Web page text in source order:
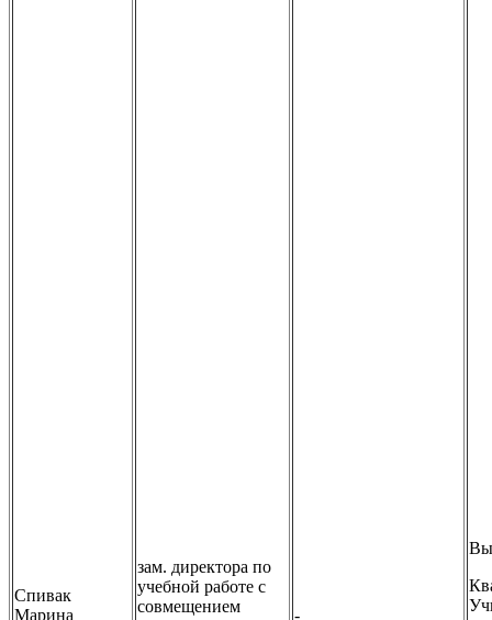
Спивак
Марина
зам. директора по
учебной работе с
совмещением
-